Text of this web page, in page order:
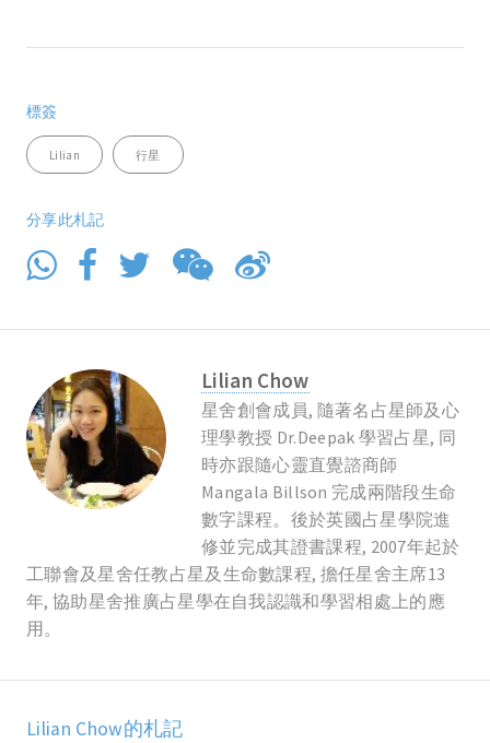
標簽
Lilian 行星
分享此札記
Lilian Chow
星舍創會成員, 隨著名占星師及心
理學教授 Dr.Deepak 學習占星, 同
時亦跟隨心靈直覺諮商師
Mangala Billson 完成兩階段生命
數字課程。後於英國占星學院進
修並完成其證書課程, 2007年起於
工聯會及星舍任教占星及生命數課程, 擔任星舍主席13
年, 協助星舍推廣占星學在自我認識和學習相處上的應
用。
Lilian Chow的札記